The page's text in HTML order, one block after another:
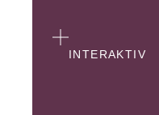
INTERAKTIV